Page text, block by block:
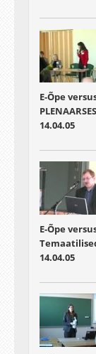
E-Õpe
14.04.05
E-Õpe
14.04.05